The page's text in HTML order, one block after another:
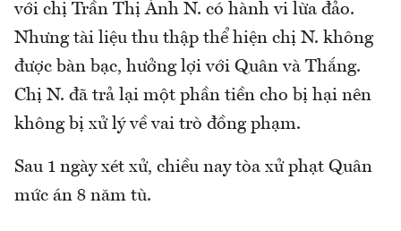
với chị Trần Thị Ánh N. có hành vi lừa đảo.
Nhưng tài liệu thu thập thể hiện chị N. không
được bàn bạc, hưởng lợi với Quân và Thắng.
Chị N. đã trả lại một phần tiền cho bị hại nên
không bị xử lý về vai trò đồng phạm.
Sau 1 ngày xét xử, chiều nay tòa xử phạt Quân
mức án 8 năm tù.